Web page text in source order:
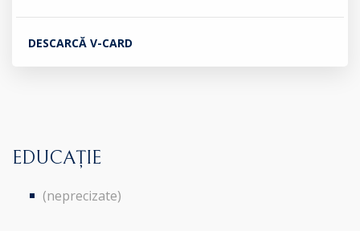
DESCARCĂ V-CARD
EDUCAȚIE
(neprecizate)